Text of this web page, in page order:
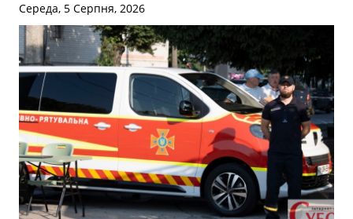
Середа, 5 Серпня, 2026